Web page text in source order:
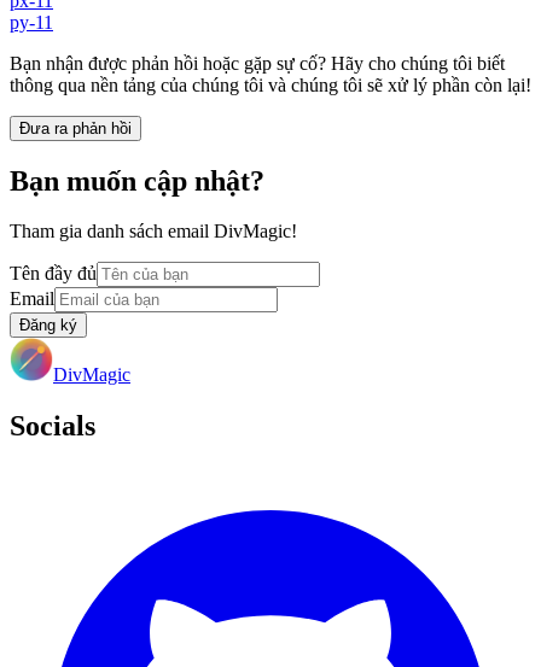
py-11
Bạn nhận được phản hồi hoặc gặp sự cố? Hãy cho chúng tôi biết
thông qua nền tảng của chúng tôi và chúng tôi sẽ xử lý phần còn lại!
Đưa ra phản hồi
Bạn muốn cập nhật?
Tham gia danh sách email DivMagic!
Tên đầy đủ
Email
Đăng ký
DivMagic
Socials